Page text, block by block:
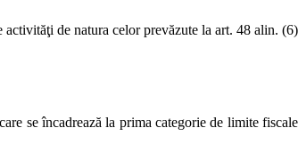
de natura celor prevăzute la art. 48 alin.
se încadrează la prima categorie de limite